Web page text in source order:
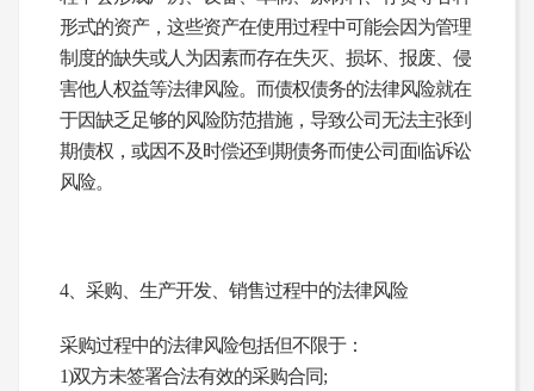
形式的资产，这些资产在使用过程中可能会因为管理
制度的缺失或人为因素而存在失灭、损坏、报废、侵
害他人权益等法律风险。而债权债务的法律风险就在
于因缺乏足够的风险防范措施，导致公司无法主张到
期债权，或因不及时偿还到期债务而使公司面临诉讼
风险。
4、采购、生产开发、销售过程中的法律风险
采购过程中的法律风险包括但不限于：
1)双方未签署合法有效的采购合同;